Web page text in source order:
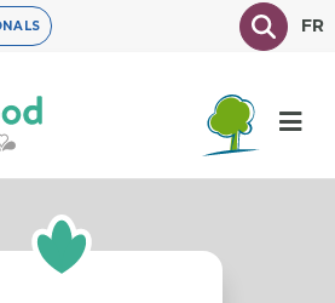
TexteFR